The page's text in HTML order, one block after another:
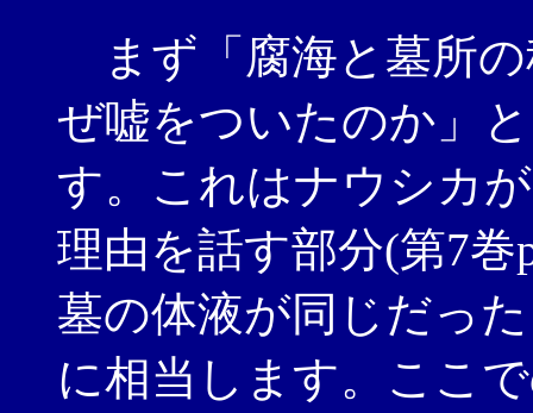
まず「腐海と墓所
ぜ嘘をついたのか」
す。これはナウシカ
理由を話す部分(第7巻
墓の体液が同じだっ
に相当します。ここ